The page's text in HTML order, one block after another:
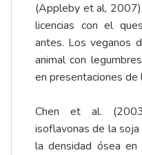
(Appleby et al,
licencias con el
antes. Los veganos
animal con
en presentaciones de
Chen et al.
isoflavonas de la soja
la densidad ósea